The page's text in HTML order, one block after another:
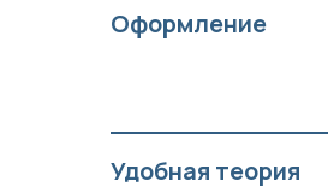
Оформление
Удобная теория